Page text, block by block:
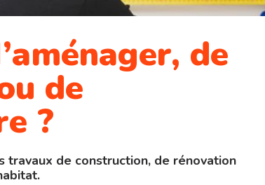
de
de
?
travaux de construction, de rénovation